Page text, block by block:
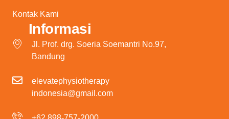
Kontak Kami
Informasi
Jl. Prof. drg. Soeria Soemantri No.97,
Bandung
elevatephysiotherapy
indonesia@gmail.com